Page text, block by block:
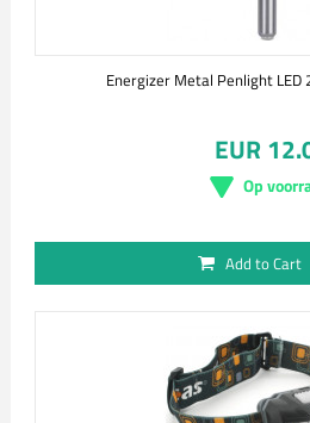
Energizer Metal Penlight LED
EUR
Op
Add to Cart